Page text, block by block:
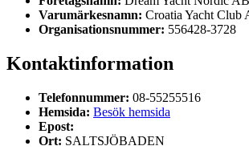
Varumärkesnamn: Croatia Yacht Club
Organisationsnummer: 556428-3728
Kontaktinformation
Telefonnummer: 08-55255516
Hemsida: Besök hemsida
Epost:
Ort: SALTSJÖBADEN